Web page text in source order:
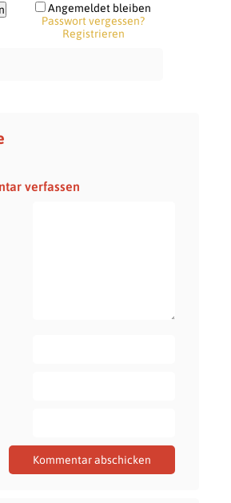
Angemeldet bleiben
Passwort vergessen?
Registrieren
verfassen